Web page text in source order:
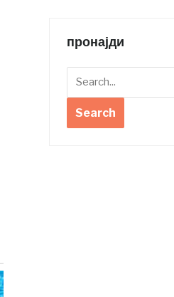
пронајди